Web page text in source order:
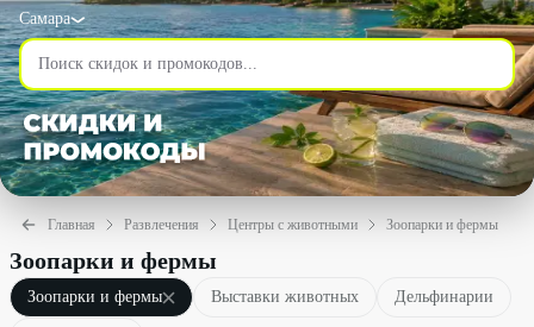
Самара
Главная Развлечения Центры с животными Зоопарки и фермы
Зоопарки и фермы
Зоопарки и фермы Выставки животных Дельфинарии